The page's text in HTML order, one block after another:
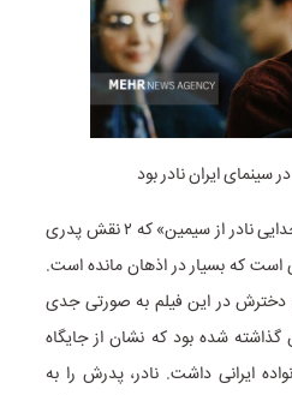
سینمای ایران نادر بود
نادر با بازی پیمان معادی در «جدایی نادر از سیمین» که ۲ نقش پدری
که بسیار در اذهان مانده است.
در این فیلم به صورتی جدی
شده بود که نشان از جایگاه
ایرانی داشت. نادر، پدرش را به